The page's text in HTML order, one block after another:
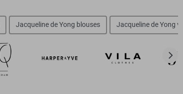
Jacqueline de Yong blouses Jacqueline de Yong